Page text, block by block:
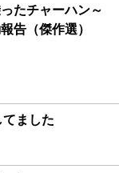
たチャーハン～
告（傑作選）
ました